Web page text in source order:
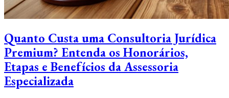
Quanto Custa uma Consultoria Jurídica
Premium? Entenda os Honorários,
Etapas e Benefícios da Assessoria
Especializada